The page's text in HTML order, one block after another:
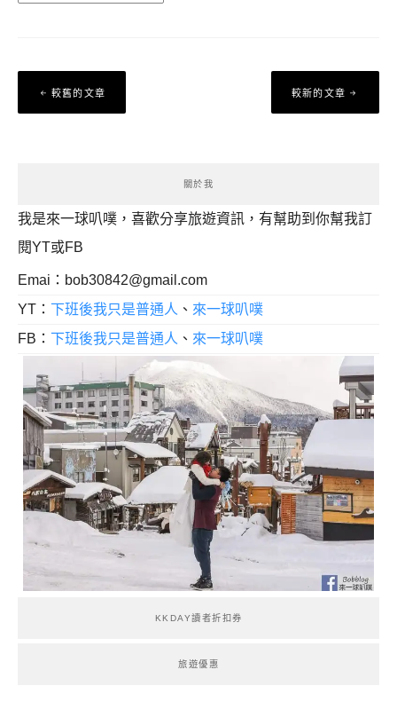
文
章
較舊的文章 較新的文章
關於我
我是來一球叭噗，喜歡分享旅遊資訊，有幫助到你幫我訂
閱YT或FB
Emai： bob30842@gmail.com
YT： 下班後我只是普通人 、 來一球叭噗
FB： 下班後我只是普通人 、 來一球叭噗
KKDAY讀者折扣券
旅遊優惠